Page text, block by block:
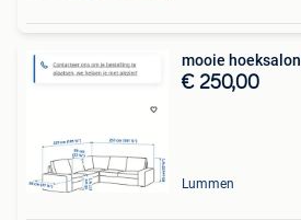
mooie hoeksalon
€ 250,00
Lummen